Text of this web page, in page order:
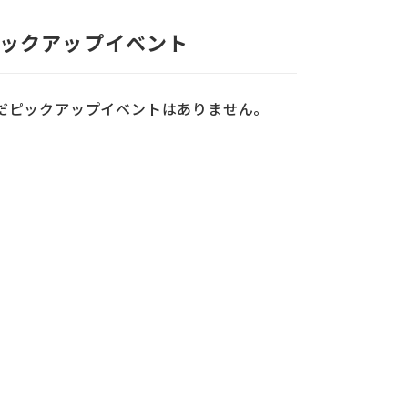
クアップイベント
ピックアップイベントはありません。